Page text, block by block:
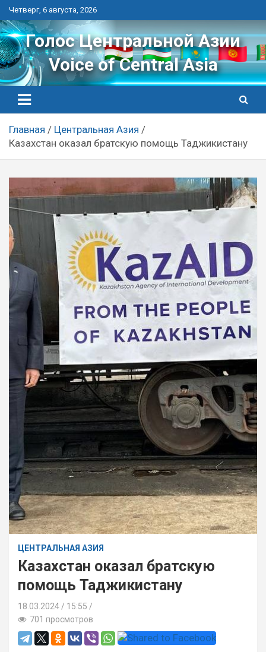
Перейти
к
контенту
Четверг, 6 августа, 2026
Голос Центральной Азии
Voice of Central Asia
Главная
Центральная Азия
Казахстан оказал братскую помощь Таджикистану
ЦЕНТРАЛЬНАЯ АЗИЯ
Казахстан оказал братскую
помощь Таджикистану
18.03.2024
15:55 /
701 просмотров